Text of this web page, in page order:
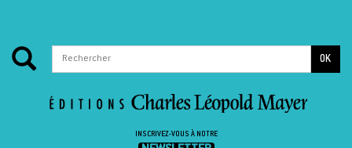
OK
INSCRIVEZ-VOUS À NOTRE